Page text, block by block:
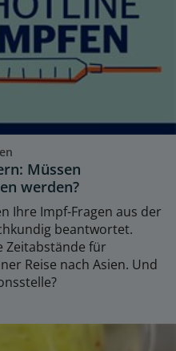
Müssen
werden?
Ihre Impf-Fragen aus der
beantwortet.
Zeitabstände für
Reise nach Asien. Und